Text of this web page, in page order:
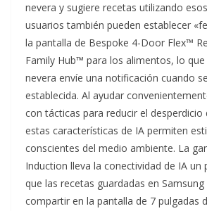
nevera y sugiere recetas utilizando
usuarios también pueden establecer
la pantalla de Bespoke 4-Door Flex™
Family Hub™ para los alimentos, lo
nevera envíe una notificación cuando
establecida. Al ayudar
con tácticas para reducir el desperdicio
estas características de IA permiten
conscientes del medio ambiente. La
Induction lleva la conectividad de IA un
que las recetas guardadas en
compartir en la pantalla de 7 pulgadas